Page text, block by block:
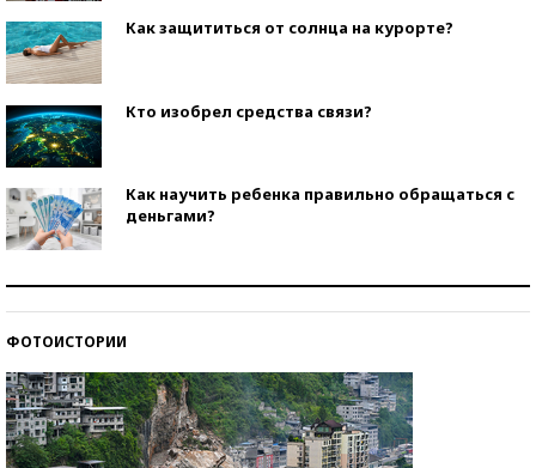
Как защититься от солнца на курорте?
Кто изобрел средства связи?
Как научить ребенка правильно обращаться с
деньгами?
ФОТОИСТОРИИ